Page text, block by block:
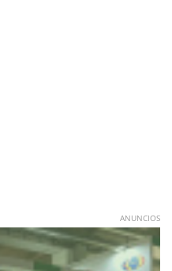
ANUNCIOS